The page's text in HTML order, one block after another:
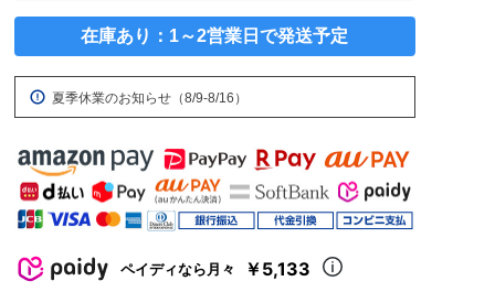
在庫あり：1～2営業日で発送予定
夏季休業のお知らせ（8/9-8/16）
ペイディなら月々 ￥5,133